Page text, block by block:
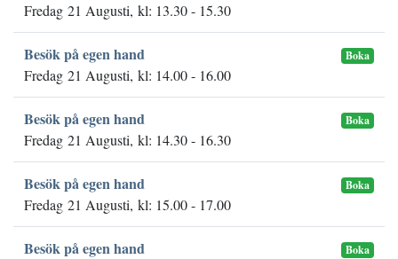
Fredag 21 Augusti, kl: 13.30 - 15.30
Besök på egen hand Boka
Fredag 21 Augusti, kl: 14.00 - 16.00
Besök på egen hand Boka
Fredag 21 Augusti, kl: 14.30 - 16.30
Besök på egen hand Boka
Fredag 21 Augusti, kl: 15.00 - 17.00
Besök på egen hand Boka